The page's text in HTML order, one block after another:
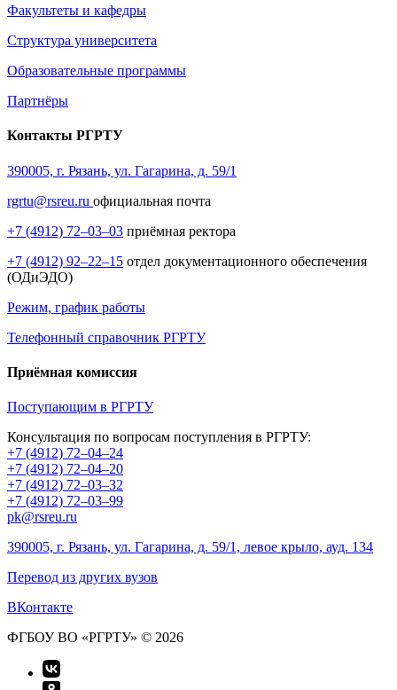
Факультеты и кафедры
Структура университета
Образовательные программы
Партнёры
Контакты РГРТУ
390005, г. Рязань, ул. Гагарина, д. 59/1
rgrtu@rsreu.ru официальная почта
+7 (4912) 72–03–03 приёмная ректора
+7 (4912) 92–22–15 отдел документационного обеспечения
(ОДиЭДО)
Режим, график работы
Телефонный справочник РГРТУ
Приёмная комиссия
Поступающим в РГРТУ
Консультация по вопросам поступления в РГРТУ:
+7 (4912) 72–04–24
+7 (4912) 72–04–20
+7 (4912) 72–03–32
+7 (4912) 72–03–99
pk@rsreu.ru
390005, г. Рязань, ул. Гагарина, д. 59/1, левое крыло, ауд. 134
Перевод из других вузов
ВКонтакте
ФГБОУ ВО «РГРТУ» © 2026